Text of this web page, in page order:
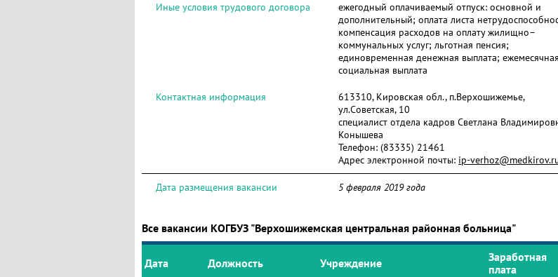
Иные условия трудового договора
ежегодный оплачиваемый отпуск: основной и
дополнительный; оплата листа
компенсация расходов на оплату жилищно–
коммунальных услуг; льготная пенсия;
единовременная денежная выплата; ежемесячная
социальная выплата
Контактная информация
613310, Кировская обл., п.Верхошижемье,
ул.Советская, 10
специалист отдела кадров Светлана
Конышева
Телефон: (83335) 21461
Адрес электронной почты: ip-
Дата размещения вакансии 5 февраля 2019 года
Все вакансии КОГБУЗ "Верхошижемская центральная районная больница"
Дата Должность Учреждение
Заработная
плата